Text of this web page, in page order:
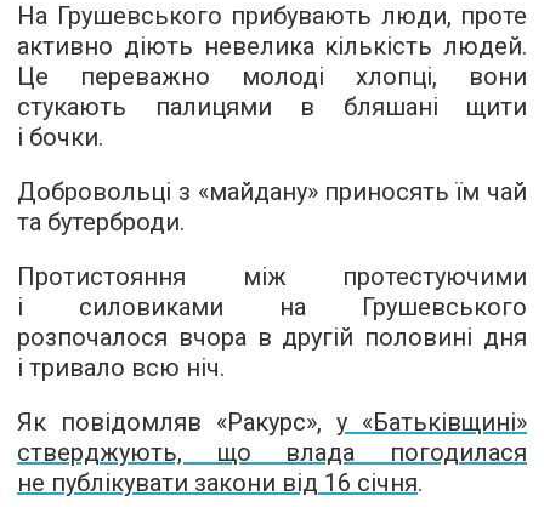
На Грушевського прибувають люди, проте
активно діють невелика кількість людей.
Це переважно молоді хлопці, вони
стукають палицями в бляшані щити
і бочки.
Добровольці з «майдану» приносять їм чай
та бутерброди.
Протистояння між протестуючими
і силовиками на Грушевського
розпочалося вчора в другій половині дня
і тривало всю ніч.
Як повідомляв «Ракурс», у «Батьківщині»
стверджують, що влада погодилася
не публікувати закони від 16 січня.